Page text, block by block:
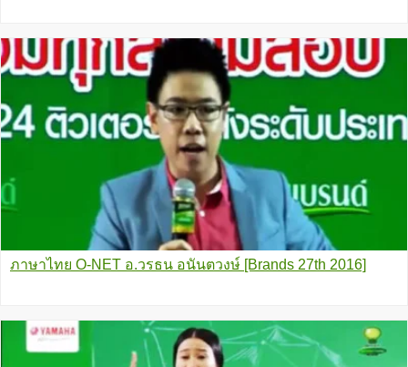
ภาษาไทย O-NET อ.วรธน อนันตวงษ์ [Brands 27th 2016]